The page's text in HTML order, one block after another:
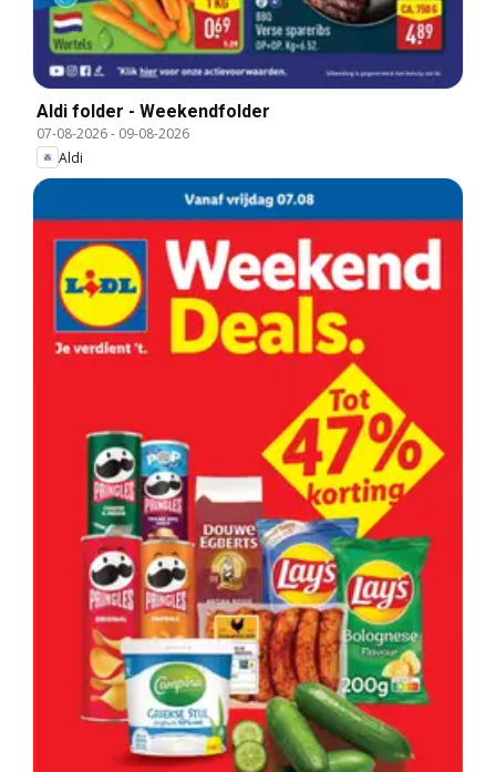
Aldi folder - Weekendfolder
07-08-2026- 09-08-2026
Aldi